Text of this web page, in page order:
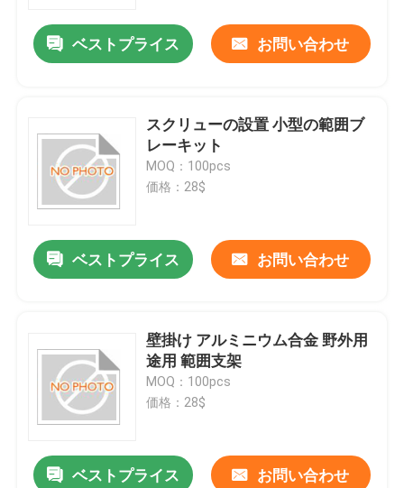
ベストプライス お問い合わせ
スクリューの設置 小型の範囲ブ
レーキット
MOQ：100pcs
価格：28$
ベストプライス お問い合わせ
壁掛け アルミニウム合金 野外用
途用 範囲支架
MOQ：100pcs
価格：28$
ベストプライス お問い合わせ